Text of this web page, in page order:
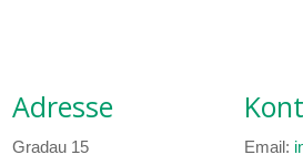
Adresse
Gradau 15
Email: